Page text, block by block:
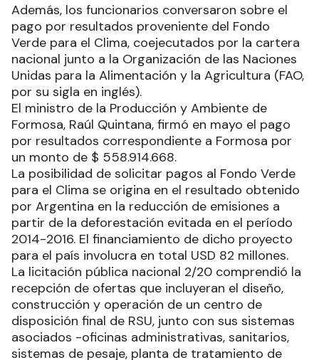
Además, los funcionarios conversaron sobre el
pago por resultados proveniente del Fondo
Verde para el Clima, coejecutados por la cartera
nacional junto a la Organización de las Naciones
Unidas para la Alimentación y la Agricultura (FAO,
por su sigla en inglés).
El ministro de la Producción y Ambiente de
Formosa, Raúl Quintana, firmó en mayo el pago
por resultados correspondiente a Formosa por
un monto de $ 558.914.668.
La posibilidad de solicitar pagos al Fondo Verde
para el Clima se origina en el resultado obtenido
por Argentina en la reducción de emisiones a
partir de la deforestación evitada en el período
2014-2016. El financiamiento de dicho proyecto
para el país involucra en total USD 82 millones.
La licitación pública nacional 2/20 comprendió la
recepción de ofertas que incluyeran el diseño,
construcción y operación de un centro de
disposición final de RSU, junto con sus sistemas
asociados -oficinas administrativas, sanitarios,
sistemas de pesaje, planta de tratamiento de